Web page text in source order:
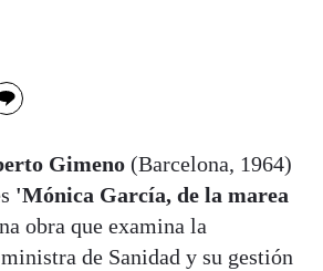
Gimeno (Barcelona, 1964)
'Mónica García, de la marea
obra que examina la
de Sanidad y su gestión